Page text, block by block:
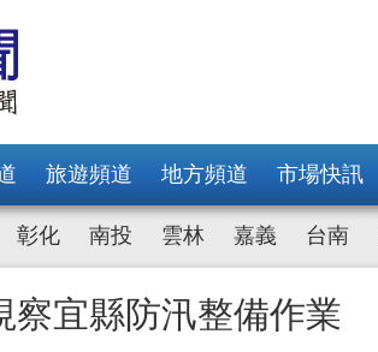
旅遊頻道 地方頻道 市場快訊
彰化 南投 雲林 嘉義 台南
宜縣防汛整備作業